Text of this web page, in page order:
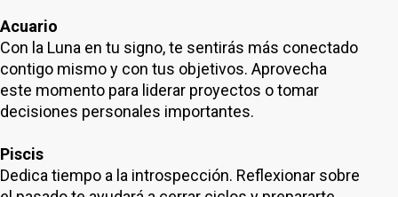
Acuario
Con la Luna en tu signo, te sentirás más conectado
contigo mismo y con tus objetivos. Aprovecha
este momento para liderar proyectos o tomar
decisiones personales importantes.
Piscis
Dedica tiempo a la introspección. Reflexionar sobre